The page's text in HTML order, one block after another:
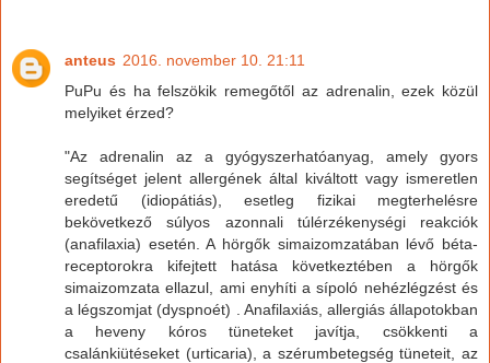
anteus 2016. november 10. 21:11
PuPu és ha felszökik remegőtől az adrenalin, ezek közül
melyiket érzed?
"Az adrenalin az a gyógyszerhatóanyag, amely gyors
segítséget jelent allergének által kiváltott vagy ismeretlen
eredetű (idiopátiás), esetleg fizikai megterhelésre
bekövetkező súlyos azonnali túlérzékenységi reakciók
(anafilaxia) esetén. A hörgők simaizomzatában lévő béta-
receptorokra kifejtett hatása következtében a hörgők
simaizomzata ellazul, ami enyhíti a sípoló nehézlégzést és
a légszomjat (dyspnoét) . Anafilaxiás, allergiás állapotokban
a heveny kóros tüneteket javítja, csökkenti a
csalánkiütéseket (urticaria), a szérumbetegség tüneteit, az